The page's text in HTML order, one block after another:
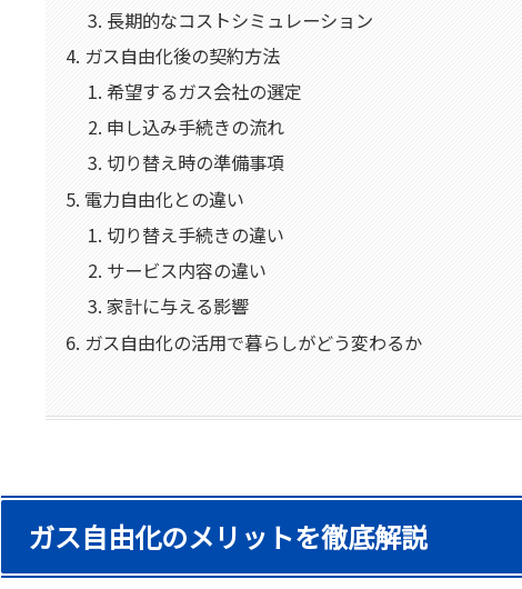
長期的なコストシミュレーション
ガス自由化後の契約方法
希望するガス会社の選定
申し込み手続きの流れ
切り替え時の準備事項
電力自由化との違い
切り替え手続きの違い
サービス内容の違い
家計に与える影響
ガス自由化の活用で暮らしがどう変わるか
ガス自由化のメリットを徹底解説